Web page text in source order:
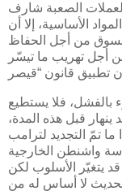
الصعبة شارف
الأساسية، إلا أن
من أجل الحفاظ
أجل تهريب ما تيسّر
بالفشل، فلا يستطيع
قبل هذه المدة،
تمّ التجديد لترامب
واشنطن الخارجية
يتغيّر الأسلوب لكن
لا أساس له من